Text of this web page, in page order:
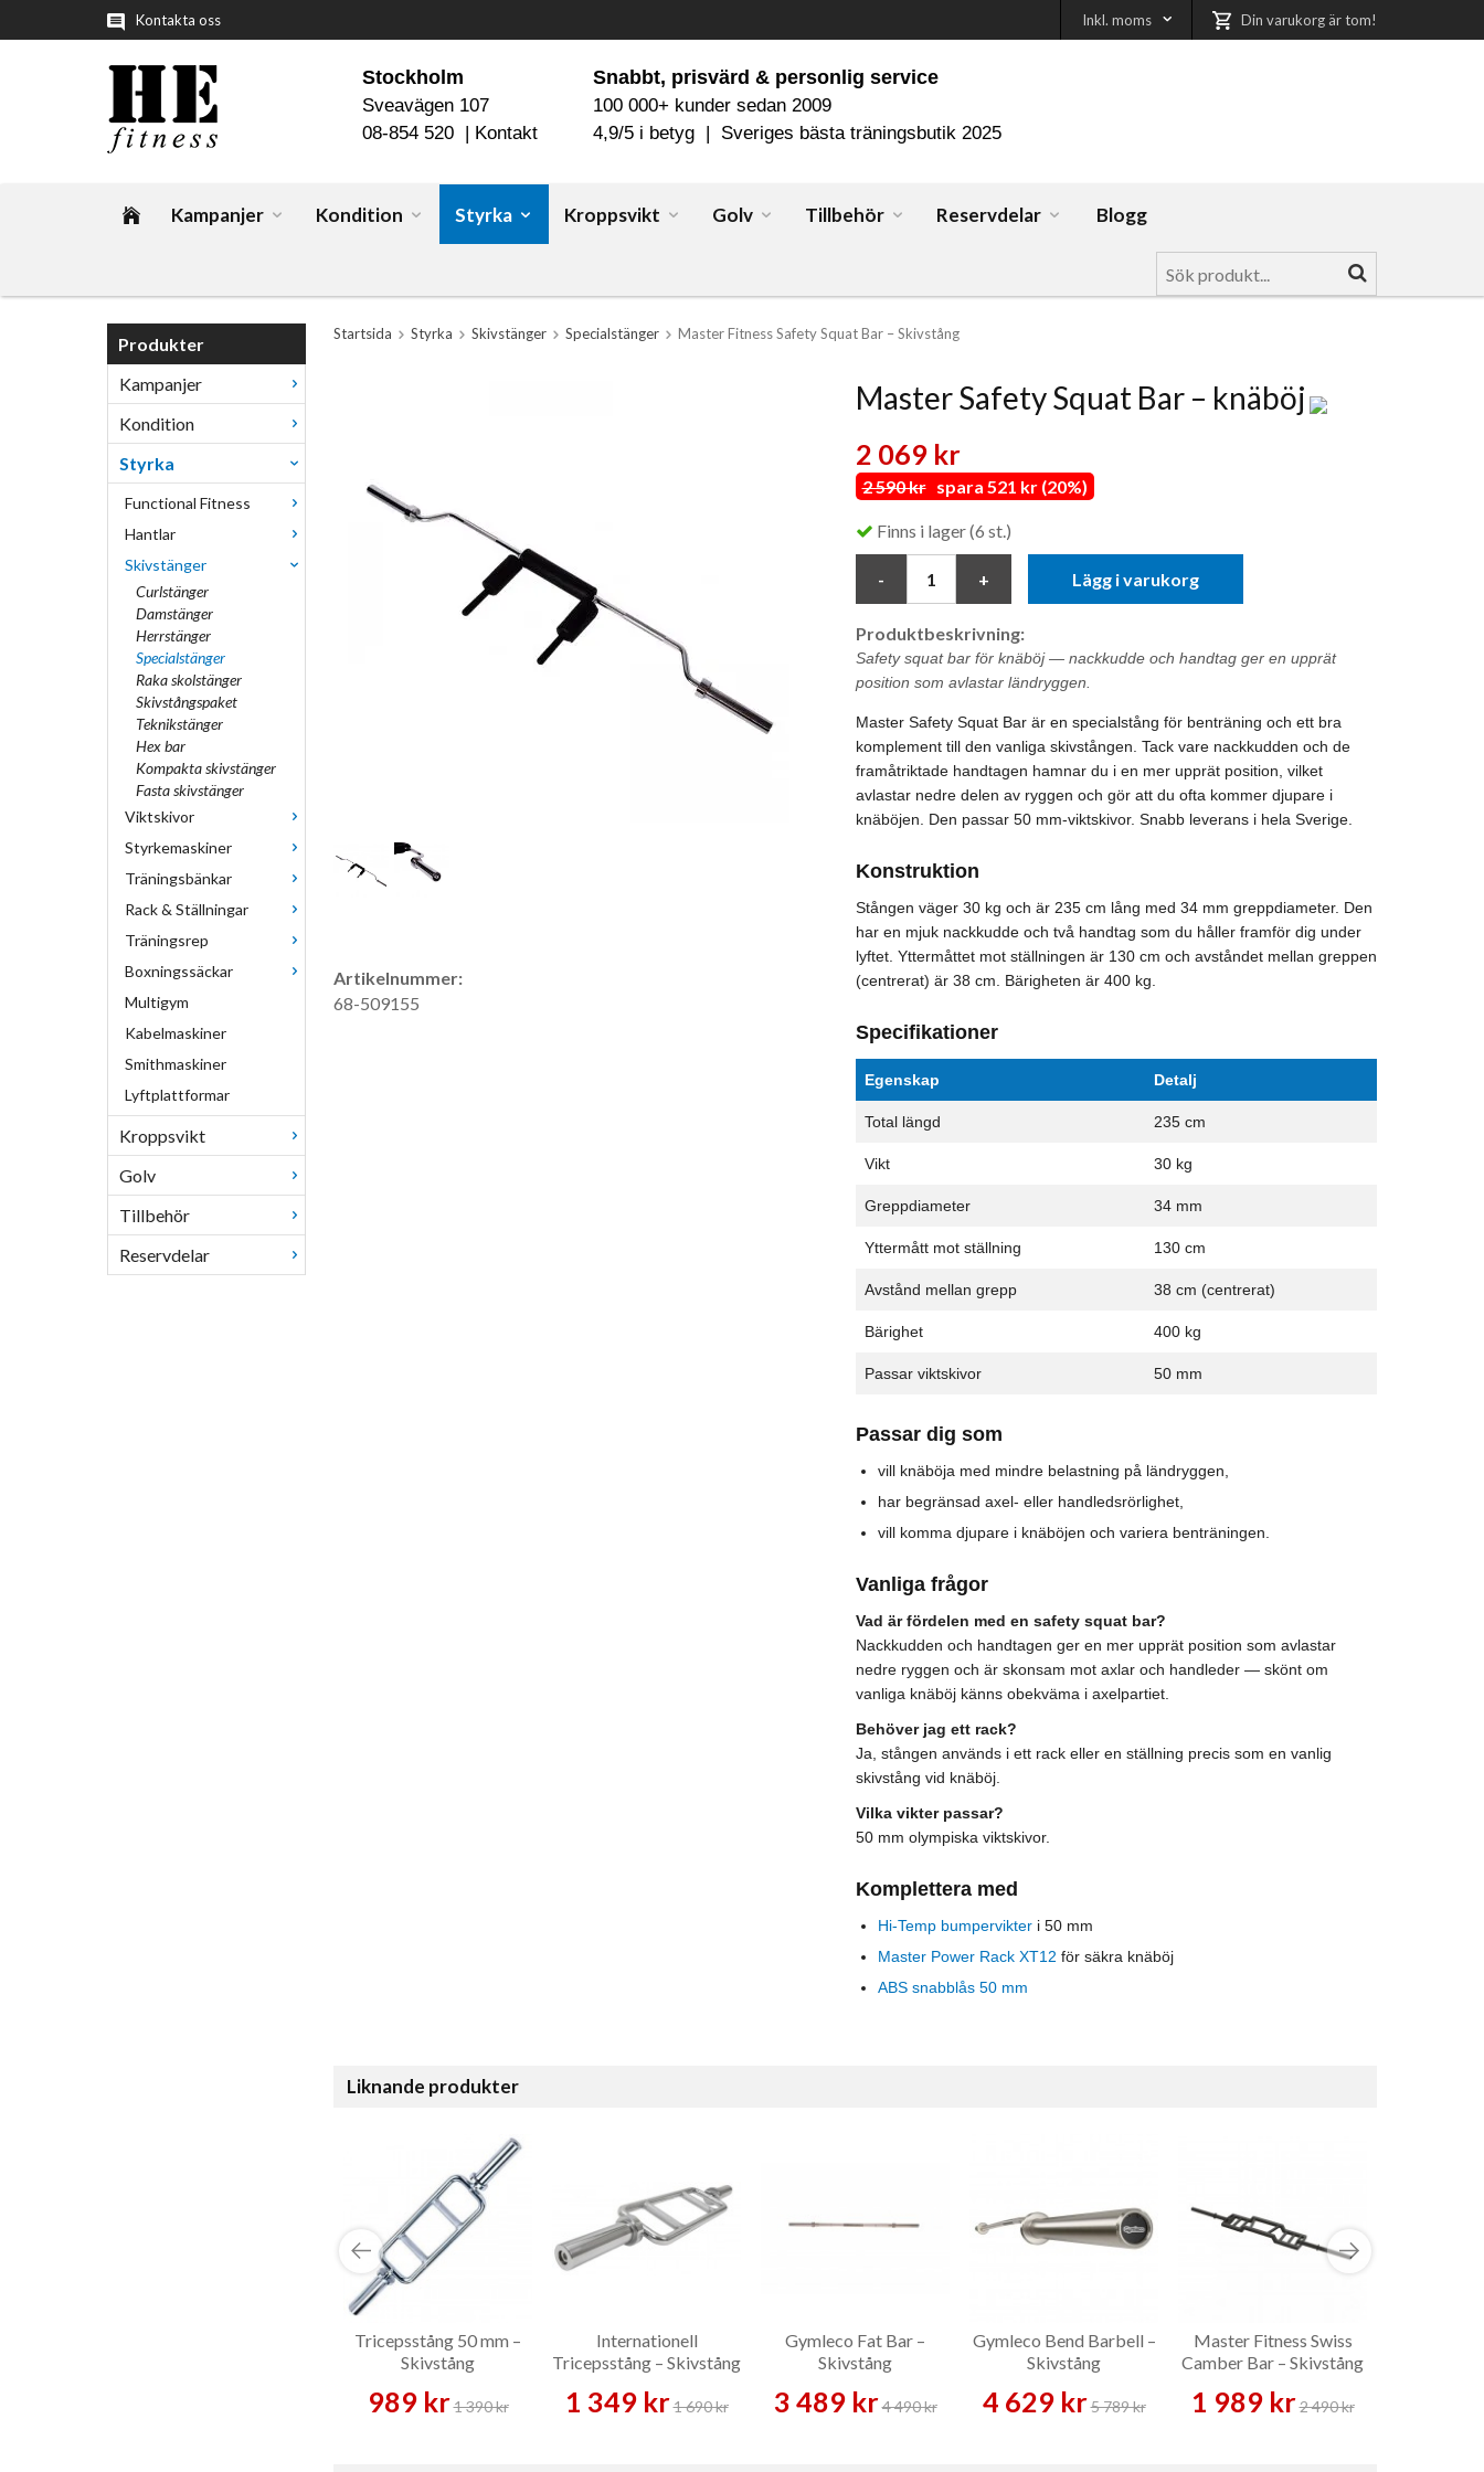
Kontakta oss Inkl. moms Din varukorg är tom!
Snabbt, prisvärd & personlig service
100 000+ kunder sedan 2009
4,9/5 i betyg | Sveriges bästa träningsbutik 2025
Stockholm
Sveavägen 107
08-854 520 | Kontakt
Kampanjer Kondition Styrka Kroppsvikt Golv Tillbehör Reservdelar Blogg
Produkter
Kampanjer
Kondition
Styrka
Functional Fitness
Hantlar
Skivstänger
Curlstänger
Damstänger
Herrstänger
Specialstänger
Raka skolstänger
Skivstångspaket
Teknikstänger
Hex bar
Kompakta skivstänger
Fasta skivstänger
Viktskivor
Styrkemaskiner
Träningsbänkar
Rack & Ställningar
Träningsrep
Boxningssäckar
Multigym
Kabelmaskiner
Smithmaskiner
Lyftplattformar
Kroppsvikt
Golv
Tillbehör
Reservdelar
Startsida Styrka Skivstänger Specialstänger Master Fitness Safety Squat Bar – Skivstång
Master Safety Squat Bar – knäböj
2 069 kr
2 590 krspara 521 kr (20%)
Finns i lager (6 st.)
Lägg i varukorg
Produktbeskrivning:
Safety squat bar för knäböj — nackkudde och handtag ger en upprät
position som avlastar ländryggen.
Master Safety Squat Bar är en specialstång för benträning och ett bra
komplement till den vanliga skivstången. Tack vare nackkudden och de
framåtriktade handtagen hamnar du i en mer upprät position, vilket
avlastar nedre delen av ryggen och gör att du ofta kommer djupare i
knäböjen. Den passar 50 mm-viktskivor. Snabb leverans i hela Sverige.
Konstruktion
Stången väger 30 kg och är 235 cm lång med 34 mm greppdiameter. Den
har en mjuk nackkudde och två handtag som du håller framför dig under
lyftet. Yttermåttet mot ställningen är 130 cm och avståndet mellan greppen
(centrerat) är 38 cm. Bärigheten är 400 kg.
Specifikationer
Egenskap Detalj
Total längd 235 cm
Vikt 30 kg
Greppdiameter 34 mm
Yttermått mot ställning 130 cm
Avstånd mellan grepp 38 cm (centrerat)
Bärighet 400 kg
Passar viktskivor 50 mm
Passar dig som
vill knäböja med mindre belastning på ländryggen,
har begränsad axel- eller handledsrörlighet,
vill komma djupare i knäböjen och variera benträningen.
Vanliga frågor
Vad är fördelen med en safety squat bar?
Nackkudden och handtagen ger en mer upprät position som avlastar
nedre ryggen och är skonsam mot axlar och handleder — skönt om
vanliga knäböj känns obekväma i axelpartiet.
Behöver jag ett rack?
Ja, stången används i ett rack eller en ställning precis som en vanlig
skivstång vid knäböj.
Vilka vikter passar?
50 mm olympiska viktskivor.
Komplettera med
Hi-Temp bumpervikteri 50 mm
Master Power Rack XT12 för säkra knäböj
ABS snabblås 50 mm
Artikelnummer:
68-509155
Liknande produkter
Tricepsstång 50 mm –
Skivstång
989 kr1 390 kr
Internationell
Tricepsstång – Skivstång
1 349 kr1 690 kr
Gymleco Fat Bar –
Skivstång
3 489 kr4 490 kr
Gymleco Bend Barbell –
Skivstång
4 629 kr5 789 kr
Master Fitness Swiss
Camber Bar – Skivstång
1 989 kr2 490 kr